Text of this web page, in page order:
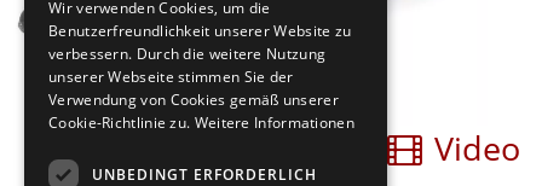
Brautschuhe
Sneaker
Merlet
Nueva Epoca
Bilder Video
Wir verwenden Cookies, um die
Benutzerfreundlichkeit unserer Website zu
verbessern. Durch die weitere Nutzung
unserer Webseite stimmen Sie der
Verwendung von Cookies gemäß unserer
Cookie-Richtlinie zu. Weitere Informationen
UNBEDINGT ERFORDERLICH